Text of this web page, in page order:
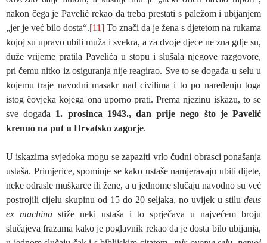
nakon čega je Pavelić rekao da treba prestati s paležom i ubijanjem
„jer je već bilo dosta“.[11] To znači da je žena s djetetom na rukama
kojoj su upravo ubili muža i svekra, a za dvoje djece ne zna gdje su,
duže vrijeme pratila Pavelića u stopu i slušala njegove razgovore,
pri čemu nitko iz osiguranja nije reagirao. Sve to se događa u selu u
kojemu traje navodni masakr nad civilima i to po naređenju toga
istog čovjeka kojega ona uporno prati. Prema njezinu iskazu, to se
sve događa 1. prosinca 1943., dan prije nego što je Pavelić
krenuo na put u Hrvatsko zagorje.
U iskazima svjedoka mogu se zapaziti vrlo čudni obrasci ponašanja
ustaša. Primjerice, spominje se kako ustaše namjeravaju ubiti dijete,
neke odrasle muškarce ili žene, a u jednome slučaju navodno su već
postrojili cijelu skupinu od 15 do 20 seljaka, no uvijek u stilu deus
ex machina stiže neki ustaša i to sprječava u najvećem broju
slučajeva frazama kako je poglavnik rekao da je dosta bilo ubijanja,